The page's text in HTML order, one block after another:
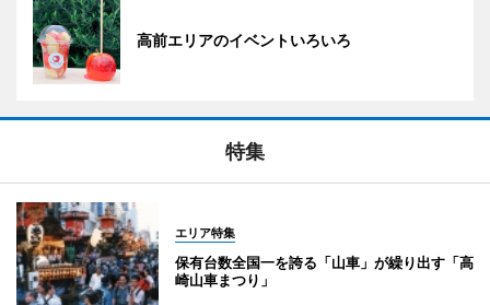
高前エリアのイベントいろいろ
特集
エリア特集
保有台数全国一を誇る「山車」が繰り出す「高
崎山車まつり」